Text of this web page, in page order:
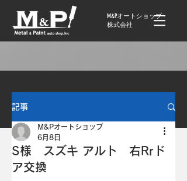
M&Pオートショップ
株式会社
記事
S様 スズキ アルト 右Rrド
ア交換
M&Pオートショップ
6月8日